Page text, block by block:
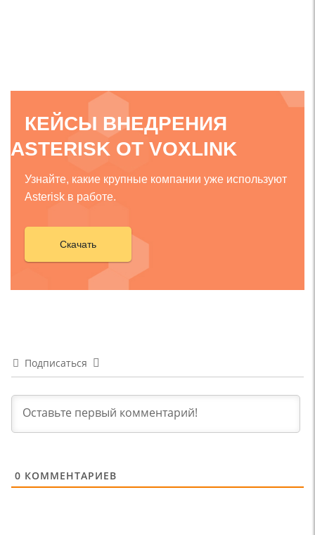
КЕЙСЫ ВНЕДРЕНИЯ
ASTERISK ОТ VOXLINK
Узнайте, какие крупные компании уже используют
Asterisk в работе.
Скачать
Подписаться
0 КОММЕНТАРИЕВ